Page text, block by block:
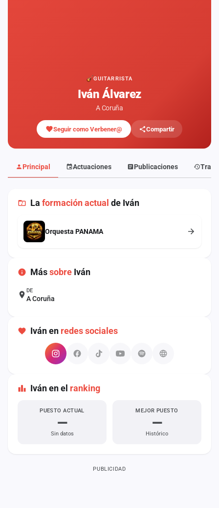
GUITARRISTA
Iván Álvarez
A Coruña
Seguir como Verbener@ Compartir
Principal Actuaciones Publicaciones
La formación actual de Iván
Orquesta PANAMA
Mássobre Iván
DE
A Coruña
Iván en redes sociales
Iván en el ranking
PUESTO ACTUAL
—
Sin datos
MEJOR PUESTO
—
Histórico
PUBLICIDAD
Anuncios
sesión
Crear
cuenta
Contacto